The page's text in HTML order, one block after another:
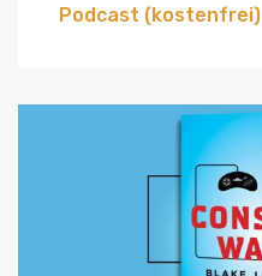
Podcast (kostenfrei)